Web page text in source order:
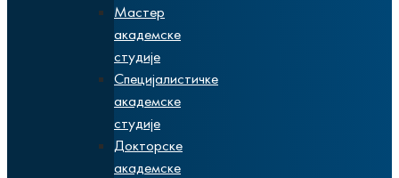
Мастер
академске
студије
Специјалистичке
академске
студије
Докторске
академске